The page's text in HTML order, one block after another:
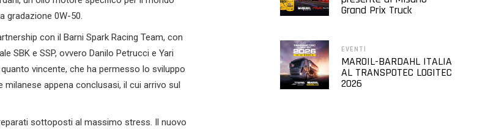
gradazione 0W-50.
con il Barni Spark Racing Team, con
SBK e SSP, ovvero Danilo Petrucci e Yari
vincente, che ha permesso lo sviluppo
appena conclusasi, il cui arrivo sul
sottoposti al massimo stress. Il nuovo
Grand Prix Truck
EVENTI
MAROIL-BARDAHL ITALIA
AL TRANSPOTEC LOGITEC
2026